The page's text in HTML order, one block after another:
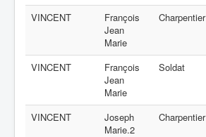
VINCENT
François
Jean
Marie
Charpentier
VINCENT
François
Jean
Marie
Soldat
VINCENT
Joseph
Marie.2
Charpentier